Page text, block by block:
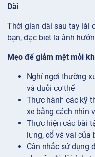
Dài
Thời gian dài sau tay lái
bạn, đặc biệt là ảnh
Mẹo để giảm mệt mỏi
Nghỉ ngơi thường
và duỗi cơ thể
Thực hành các kỹ
xe bằng cách nhìn
Thực hiện các bài
lưng, cổ và vai của
Cân nhắc sử dụng